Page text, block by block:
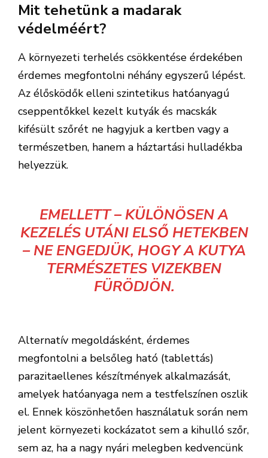
Mit tehetünk a madarak
védelméért?
A környezeti terhelés csökkentése érdekében
érdemes megfontolni néhány egyszerű lépést.
Az élősködők elleni szintetikus hatóanyagú
cseppentőkkel kezelt kutyák és macskák
kifésült szőrét ne hagyjuk a kertben vagy a
természetben, hanem a háztartási hulladékba
helyezzük.
EMELLETT – KÜLÖNÖSEN A
KEZELÉS UTÁNI ELSŐ HETEKBEN
– NE ENGEDJÜK, HOGY A KUTYA
TERMÉSZETES VIZEKBEN
FÜRÖDJÖN.
Alternatív megoldásként, érdemes
megfontolni a belsőleg ható (tablettás)
parazitaellenes készítmények alkalmazását,
amelyek hatóanyaga nem a testfelszínen oszlik
el. Ennek köszönhetően használatuk során nem
jelent környezeti kockázatot sem a kihulló szőr,
sem az, ha a nagy nyári melegben kedvencünk